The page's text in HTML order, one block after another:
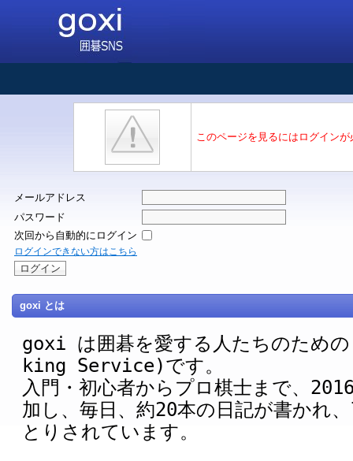
このページを見るにはログインが
メールアドレス
パスワード
次回から自動的にログイン
ログインできない方はこちら
goxi とは
goxi は囲碁を愛する人たちのた
king Service)です。
入門・初心者からプロ棋士まで、
加し、毎日、約20本の日記が書かれ
とりされています。